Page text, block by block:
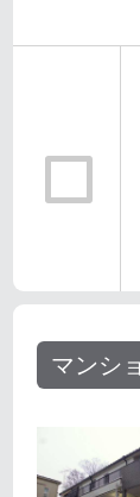
マンシ